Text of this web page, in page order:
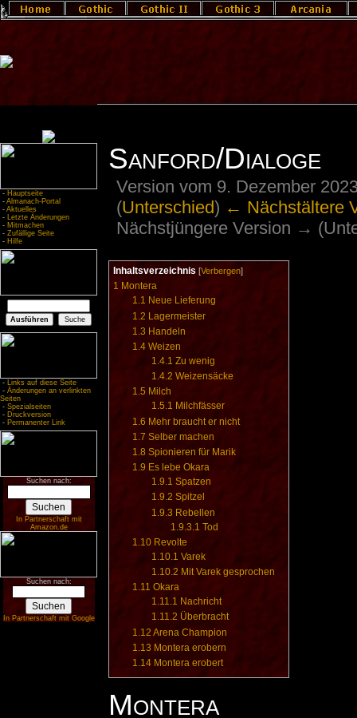
- Hauptseite
- Almanach-Portal
- Aktuelles
- Letzte Änderungen
- Mitmachen
- Zufällige Seite
- Hilfe
- Links auf diese Seite
- Änderungen an verlinkten
Seiten
- Spezialseiten
- Druckversion
- Permanenter Link
Suchen nach:
In Partnerschaft mit
Amazon.de
Suchen nach:
In Partnerschaft mit Google
Sanford/Dialoge
Version vom 9. Dezember
(Unterschied) ← Nächstältere
Nächstjüngere Version →
Inhaltsverzeichnis [Verbergen]
1 Montera
1.1 Neue Lieferung
1.2 Lagermeister
1.3 Handeln
1.4 Weizen
1.4.1 Zu wenig
1.4.2 Weizensäcke
1.5 Milch
1.5.1 Milchfässer
1.6 Mehr braucht er nicht
1.7 Selber machen
1.8 Spionieren für Marik
1.9 Es lebe Okara
1.9.1 Spatzen
1.9.2 Spitzel
1.9.3 Rebellen
1.9.3.1 Tod
1.10 Revolte
1.10.1 Varek
1.10.2 Mit Varek gesprochen
1.11 Okara
1.11.1 Nachricht
1.11.2 Überbracht
1.12 Arena Champion
1.13 Montera erobern
1.14 Montera erobert
Montera